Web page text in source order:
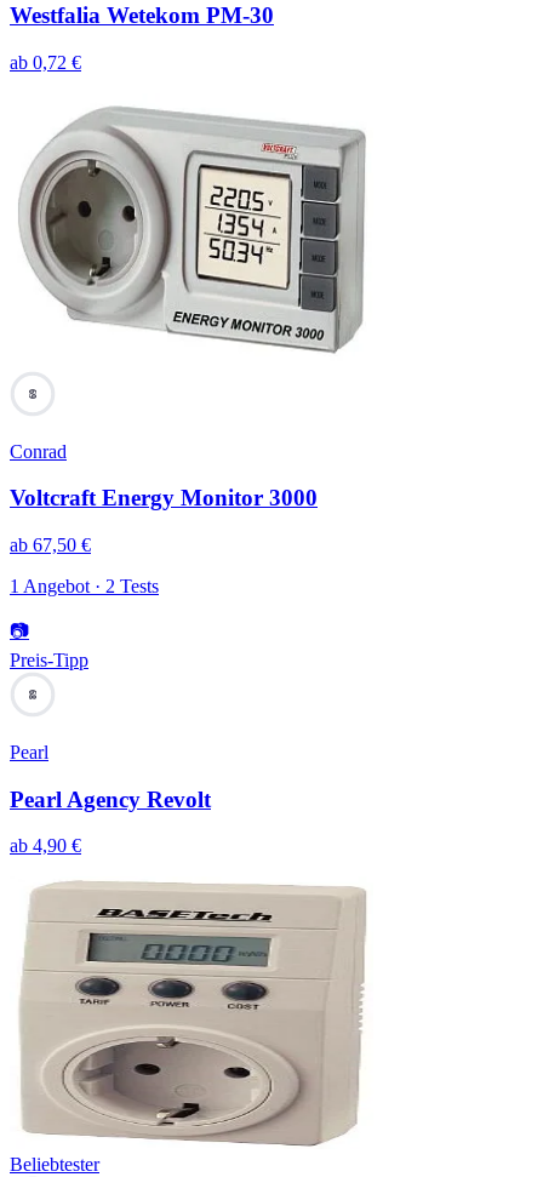
Westfalia Wetekom PM-30
ab 0,72 €
69
Conrad
Voltcraft Energy Monitor 3000
ab 67,50 €
1 Angebot · 2 Tests
📷
Preis-Tipp
68
Pearl
Pearl Agency Revolt
ab 4,90 €
Beliebtester